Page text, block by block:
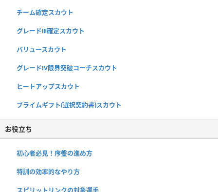
チーム確定スカウト
グレードⅢ確定スカウト
バリュースカウト
グレードⅣ限界突破コーチスカウト
ヒートアップスカウト
プライムギフト(選択契約書)スカウト
お役立ち
初心者必見！序盤の進め方
特訓の効率的なやり方
スピリットリンクの対象選手